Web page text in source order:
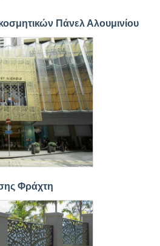
Πάνελ Αλουμινίου
Φράχτη